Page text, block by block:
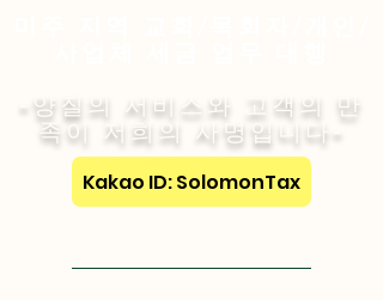
-양질의 서비스와 고객의 만
족이 저희의 사명입니다-
Kakao ID: SolomonTax